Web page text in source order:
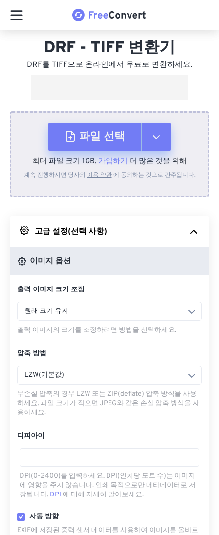
DRF - TIFF 변환기
DRF를 TIFF으로 온라인에서 무료로 변환하세요.
파일 선택
장치에서
Google 드라이브에서
최대 파일 크기 1GB. 가입하기 더 많은 것을 위해
계속 진행하시면 당사의 이용 약관에 동의하는 것으로 간주됩니다.
고급 설정(선택 사항)
이미지 옵션
출력 이미지 크기 조정
원래 크기 유지
출력 이미지의 크기를 조정하려면 방법을 선택하세요.
압축 방법
LZW(기본값)
무손실 압축의 경우 LZW 또는 ZIP(deflate) 압축 방식을 사용
하세요. 파일 크기가 작으면 JPEG와 같은 손실 압축 방식을 사
용하세요.
디피아이
DPI(0-2400)를 입력하세요. DPI(인치당 도트 수)는 이미지
에 영향을 주지 않습니다. 인쇄 목적으로만 메타데이터로 저
장됩니다. DPI 에 대해 자세히 알아보세요.
자동 방향
EXIF에 저장된 중력 센서 데이터를 사용하여 이미지를 올바르